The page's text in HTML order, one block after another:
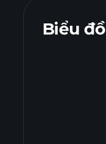
Biểu đồ